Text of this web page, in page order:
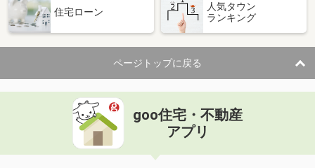
住宅ローン
人気タウン
ランキング
ページトップに戻る
goo住宅・不動産
アプリ